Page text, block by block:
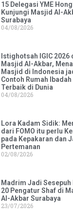
15 Delegasi YME
Kunjungi Masjid Al-
Surabaya
04/08/2026
Istighotsah IGIC 2026
Masjid Al-Akbar,
Masjid di Indonesia
Contoh Rumah Ibadah
Terbaik di Dunia
04/08/2026
Lora Kadam Sidik:
dari FOMO itu perlu
pada Kepakaran dan
Pertemanan
02/08/2026
Madrim Jadi Sesepuh
20 Pengatur Shaf di
Al-Akbar Surabaya
23/07/2026